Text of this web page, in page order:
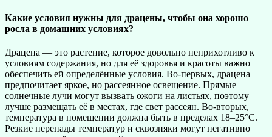
Какие условия нужны для драцены, чтобы она хорошо
росла в домашних условиях?
Драцена — это растение, которое довольно неприхотливо к
условиям содержания, но для её здоровья и красоты важно
обеспечить ей определённые условия. Во-первых, драцена
предпочитает яркое, но рассеянное освещение. Прямые
солнечные лучи могут вызвать ожоги на листьях, поэтому
лучше размещать её в местах, где свет рассеян. Во-вторых,
температура в помещении должна быть в пределах 18–25°C.
Резкие перепады температур и сквозняки могут негативно